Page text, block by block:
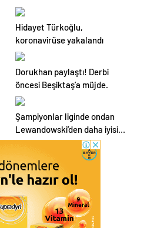
Hidayet Türkoğlu,
koronavirüse yakalandı
Dorukhan paylaştı! Derbi
öncesi Beşiktaş’a müjde.
Şampiyonlar liginde ondan
Lewandowski’den daha iyisi
yok!